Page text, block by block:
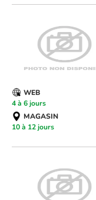
WEB
4 à 6 jours
MAGASIN
10 à 12 jours